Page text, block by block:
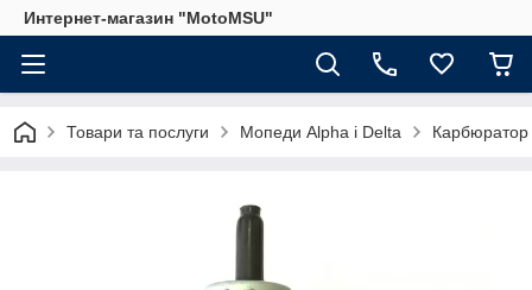
Интернет-магазин "MotoMSU"
Товари та послуги Мопеди Alpha і Delta